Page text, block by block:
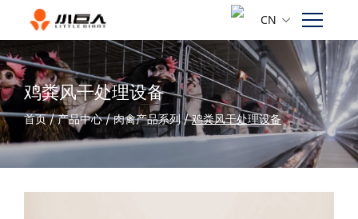
CN
鸡粪风干处理设备
首页 / 产品中心 / 肉禽产品系列 / 鸡粪风干处理设备